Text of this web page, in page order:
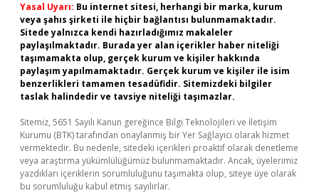
Yasal Uyarı: Bu internet sitesi, herhangi bir marka, kurum
veya şahıs şirketi ile hiçbir bağlantısı bulunmamaktadır.
Sitede yalnızca kendi hazırladığımız makaleler
paylaşılmaktadır. Burada yer alan içerikler haber niteliği
taşımamakta olup, gerçek kurum ve kişiler hakkında
paylaşım yapılmamaktadır. Gerçek kurum ve kişiler ile isim
benzerlikleri tamamen tesadüfidir. Sitemizdeki bilgiler
taslak halindedir ve tavsiye niteliği taşımazlar.
Sitemiz, 5651 Sayılı Kanun gereğince Bilgi Teknolojileri ve İletişim
Kurumu (BTK) tarafından onaylanmış bir Yer Sağlayıcı olarak hizmet
vermektedir. Bu nedenle, sitedeki içerikleri proaktif olarak denetleme
veya araştırma yükümlülüğümüz bulunmamaktadır. Ancak, üyelerimiz
yazdıkları içeriklerin sorumluluğunu taşımakta olup, siteye üye olarak
bu sorumluluğu kabul etmiş sayılırlar.